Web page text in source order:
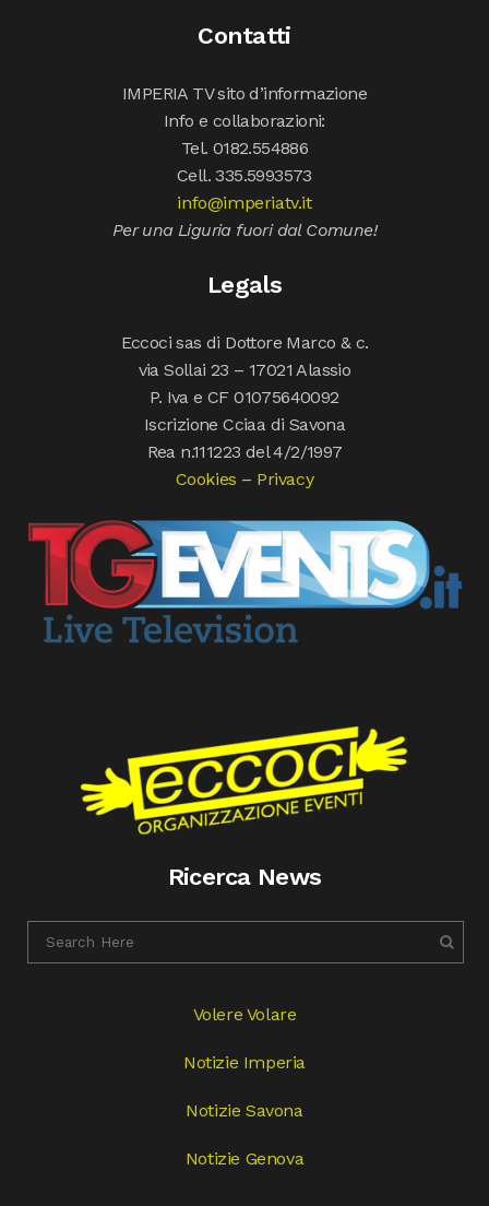
Contatti
IMPERIA TV sito d’informazione
Info e collaborazioni:
Tel. 0182.554886
Cell. 335.5993573
info@imperiatv.it
Per una Liguria fuori dal Comune!
Legals
Eccoci sas di Dottore Marco & c.
via Sollai 23 – 17021 Alassio
P. Iva e CF 01075640092
Iscrizione Cciaa di Savona
Rea n.111223 del 4/2/1997
Cookies – Privacy
Ricerca News
Volere Volare
Notizie Imperia
Notizie Savona
Notizie Genova